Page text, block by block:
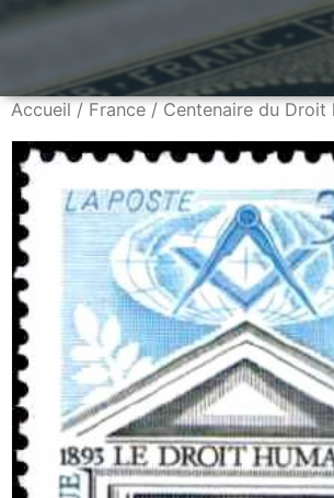
Accueil / France / Centenaire du Droit